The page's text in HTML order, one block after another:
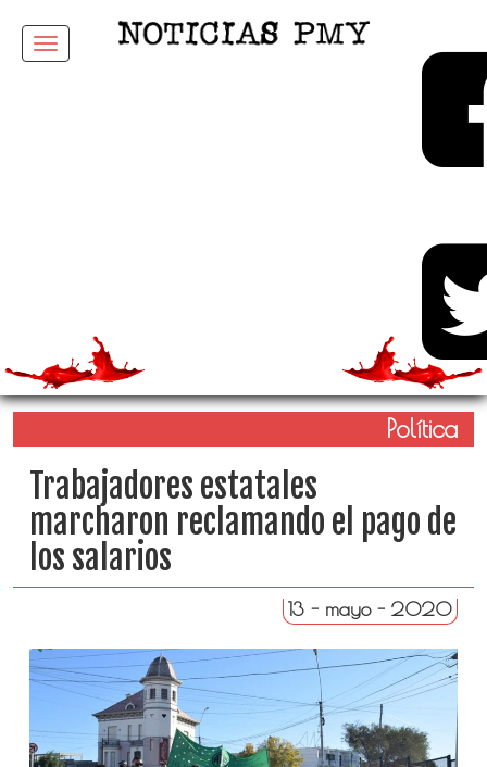
Menu
Política
Trabajadores estatales
marcharon reclamando el pago de
los salarios
13 - mayo - 2020